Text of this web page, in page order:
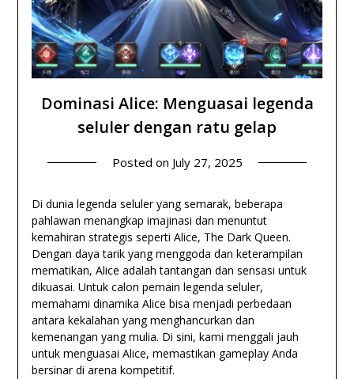
Dominasi Alice: Menguasai legenda
seluler dengan ratu gelap
Posted on July 27, 2025
Di dunia legenda seluler yang semarak, beberapa
pahlawan menangkap imajinasi dan menuntut
kemahiran strategis seperti Alice, The Dark Queen.
Dengan daya tarik yang menggoda dan keterampilan
mematikan, Alice adalah tantangan dan sensasi untuk
dikuasai. Untuk calon pemain legenda seluler,
memahami dinamika Alice bisa menjadi perbedaan
antara kekalahan yang menghancurkan dan
kemenangan yang mulia. Di sini, kami menggali jauh
untuk menguasai Alice, memastikan gameplay Anda
bersinar di arena kompetitif.